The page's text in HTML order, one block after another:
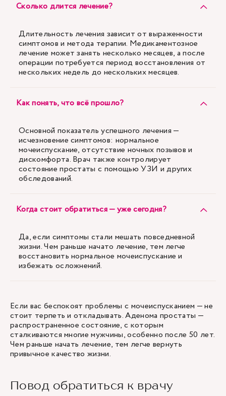
Сколько длится лечение?
Длительность лечения зависит от выраженности
симптомов и метода терапии. Медикаментозное
лечение может занять несколько месяцев, а после
операции потребуется период восстановления от
нескольких недель до нескольких месяцев.
Как понять, что всё прошло?
Основной показатель успешного лечения —
исчезновение симптомов: нормальное
мочеиспускание, отсутствие ночных позывов и
дискомфорта. Врач также контролирует
состояние простаты с помощью УЗИ и других
обследований.
Когда стоит обратиться — уже сегодня?
Да, если симптомы стали мешать повседневной
жизни. Чем раньше начато лечение, тем легче
восстановить нормальное мочеиспускание и
избежать осложнений.
Если вас беспокоят проблемы с мочеиспусканием — не
стоит терпеть и откладывать. Аденома простаты —
распространенное состояние, с которым
сталкиваются многие мужчины, особенно после 50 лет.
Чем раньше начать лечение, тем легче вернуть
привычное качество жизни.
Повод обратиться к врачу